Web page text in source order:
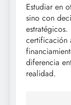
Estudiar en
sino con
certificación
diferencia
realidad.